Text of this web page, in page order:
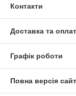
Контакти
Доставка та
Графік роботи
Повна версія